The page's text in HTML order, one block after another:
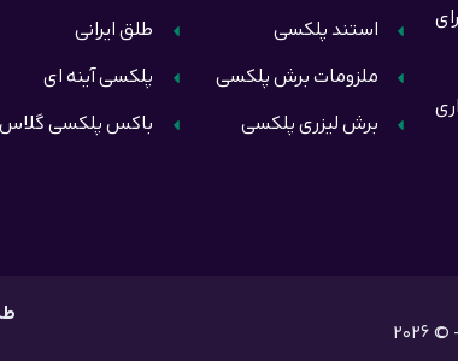
استند پلکسی
ملزومات برش پلکسی
برش لیزری پلکسی
طلق ایرانی
پلکسی آینه ای
باکس پلکسی گلاس